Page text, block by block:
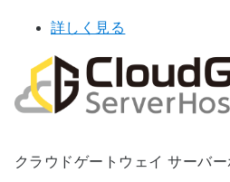
詳しく見る
クラウドゲートウェイ サーバ